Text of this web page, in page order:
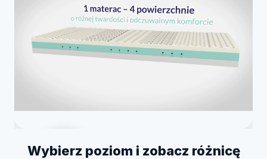
Wybierz poziom i zobacz różnicę